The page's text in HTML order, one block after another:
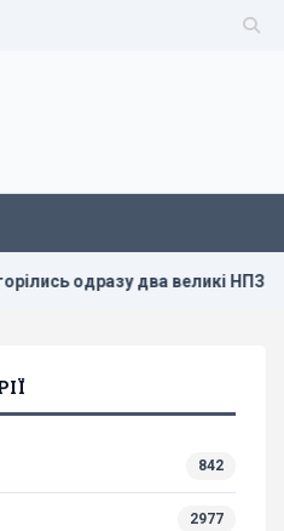
одразу два великі НПЗ після
842
2977